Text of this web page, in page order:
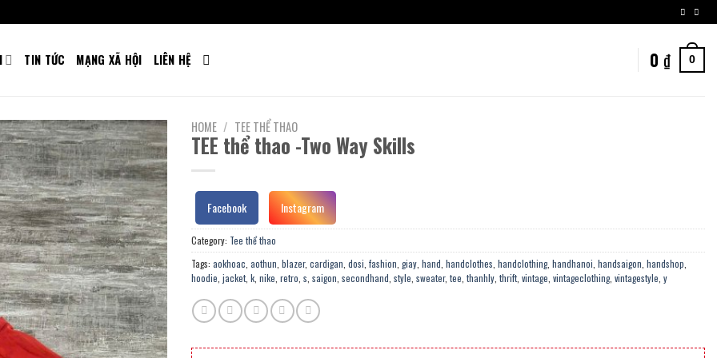
TIN TỨC MẠNG XÃ HỘI LIÊN HỆ 0₫ 0
HOME / TEE THỂ THAO
TEE thể thao -Two Way Skills
Facebook Instagram
Category: Tee thể thao
Tags: aokhoac aothun blazer, cardigan dosi fashion giay hand handclothes handclothing handhanoi handsaigon handshop
hoodie jacket k nike retro s saigon secondhand style sweater, tee thanhly thrift vintage vintageclothing vintagestyle y